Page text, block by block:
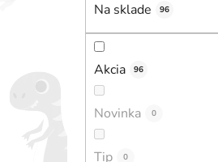
Na sklade 96
Akcia 96
Novinka 0
Tip 0